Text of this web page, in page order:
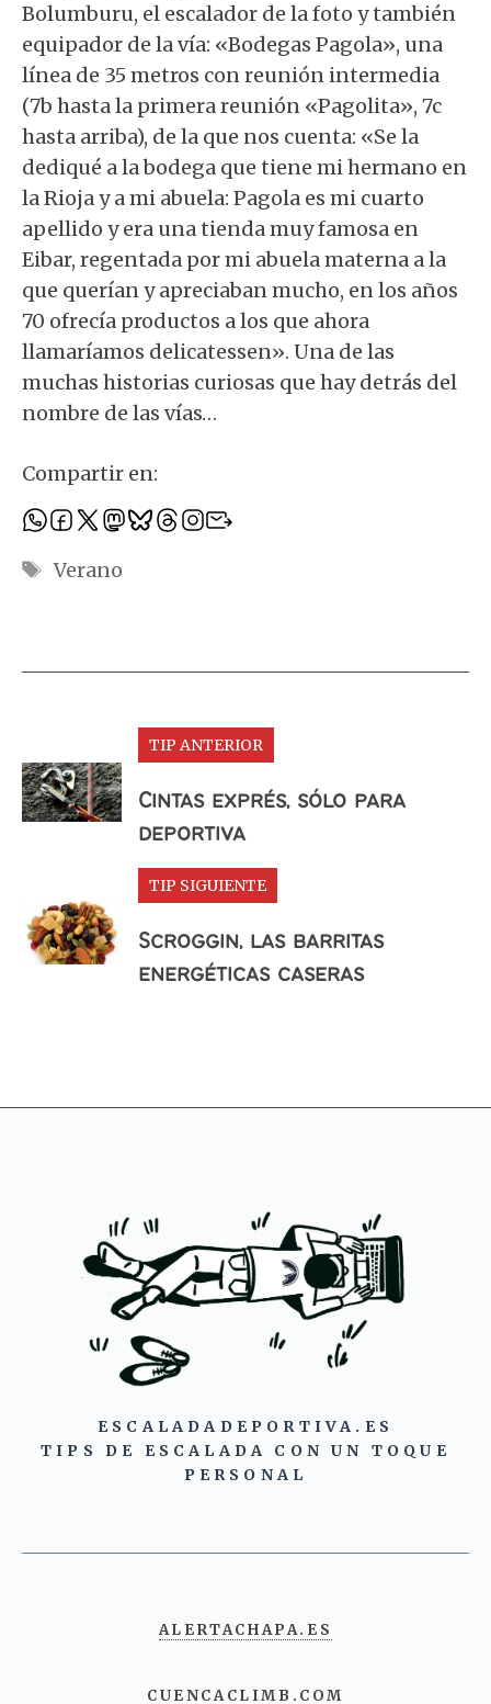
Bolumburu, el escalador de la foto y también
equipador de la vía: «Bodegas Pagola», una
línea de 35 metros con reunión intermedia
(7b hasta la primera reunión «Pagolita», 7c
hasta arriba), de la que nos cuenta: «Se la
dediqué a la bodega que tiene mi hermano en
la Rioja y a mi abuela: Pagola es mi cuarto
apellido y era una tienda muy famosa en
Eibar, regentada por mi abuela materna a la
que querían y apreciaban mucho, en los años
70 ofrecía productos a los que ahora
llamaríamos delicatessen». Una de las
muchas historias curiosas que hay detrás del
nombre de las vías…
Compartir en:
Etiquetas
Verano
TIP ANTERIOR
Cintas exprés, sólo para
deportiva
TIP SIGUIENTE
Scroggin, las barritas
energéticas caseras
ESCALADADEPORTIVA.ES
TIPS DE ESCALADA CON UN TOQUE
PERSONAL
ALERTACHAPA.ES
CUENCACLIMB.COM